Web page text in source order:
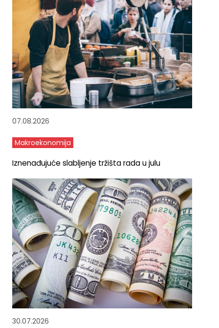
07.08.2026
Makroekonomija
Iznenađujuće slabljenje tržišta rada u julu
30.07.2026